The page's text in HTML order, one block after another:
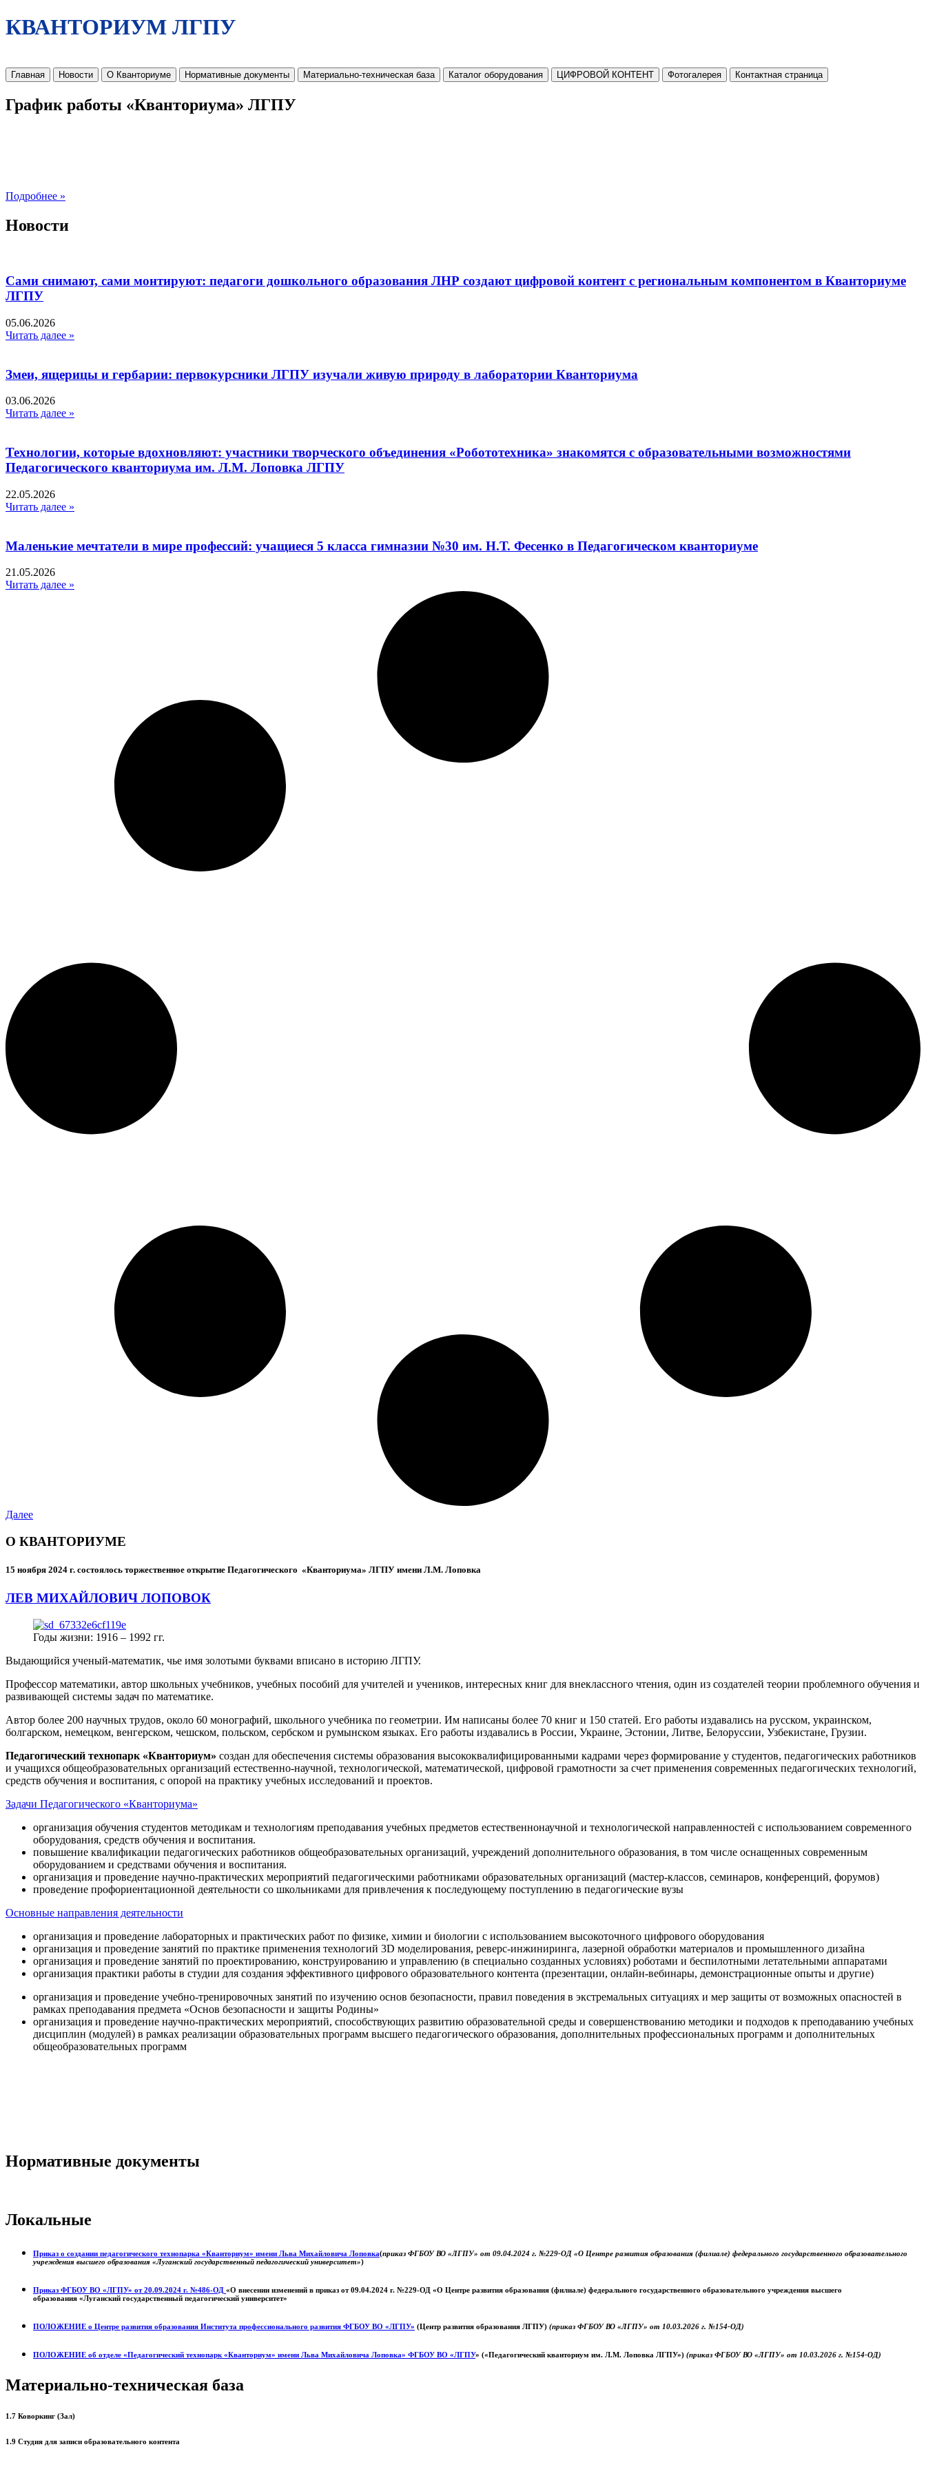
КВАНТОРИУМ ЛГПУ
Главная Новости О Кванториуме Нормативные документы Материально-техническая база Каталог оборудования ЦИФРОВОЙ КОНТЕНТ Фотогалерея Контактная страница
График работы «Кванториума» ЛГПУ
Подробнее »
Новости
Сами снимают, сами монтируют: педагоги дошкольного образования ЛНР создают цифровой контент с региональным компонентом в Кванториуме
ЛГПУ​
05.06.2026
Читать далее »
Змеи, ящерицы и гербарии: первокурсники ЛГПУ изучали живую природу в лаборатории Кванториума
03.06.2026
Читать далее »
Технологии, которые вдохновляют: участники творческого объединения «Робототехника» знакомятся с образовательными возможностями
Педагогического кванториума им. Л.М. Лоповка ЛГПУ
22.05.2026
Читать далее »
Маленькие мечтатели в мире профессий: учащиеся 5 класса гимназии №30 им. Н.Т. Фесенко в Педагогическом кванториуме
21.05.2026
Читать далее »
Далее
О КВАНТОРИУМЕ
15 ноября 2024 г. состоялось торжественное открытие Педагогического «Кванториума» ЛГПУ имени Л.М. Лоповка
ЛЕВ МИХАЙЛОВИЧ ЛОПОВОК
Годы жизни: 1916 – 1992 гг.
Выдающийся ученый-математик, чье имя золотыми буквами вписано в историю ЛГПУ.
Профессор математики, автор школьных учебников, учебных пособий для учителей и учеников, интересных книг для внеклассного чтения, один из создателей теории проблемного обучения и
развивающей системы задач по математике.
Автор более 200 научных трудов, около 60 монографий, школьного учебника по геометрии. Им написаны более 70 книг и 150 статей. Его работы издавались на русском, украинском,
болгарском, немецком, венгерском, чешском, польском, сербском и румынском языках. Его работы издавались в России, Украине, Эстонии, Литве, Белоруссии, Узбекистане, Грузии.
Педагогический технопарк «Кванториум» создан для обеспечения системы образования высококвалифицированными кадрами через формирование у студентов, педагогических работников
и учащихся общеобразовательных организаций естественно-научной, технологической, математической, цифровой грамотности за счет применения современных педагогических технологий,
средств обучения и воспитания, с опорой на практику учебных исследований и проектов.
Задачи Педагогического «Кванториума»
организация обучения студентов методикам и технологиям преподавания учебных предметов естественнонаучной и технологической направленностей с использованием современного
оборудования, средств обучения и воспитания.
повышение квалификации педагогических работников общеобразовательных организаций, учреждений дополнительного образования, в том числе оснащенных современным
оборудованием и средствами обучения и воспитания.
организация и проведение научно-практических мероприятий педагогическими работниками образовательных организаций (мастер-классов, семинаров, конференций, форумов)
проведение профориентационной деятельности со школьниками для привлечения к последующему поступлению в педагогические вузы
Основные направления деятельности
организация и проведение лабораторных и практических работ по физике, химии и биологии с использованием высокоточного цифрового оборудования
организация и проведение занятий по практике применения технологий 3D моделирования, реверс-инжиниринга, лазерной обработки материалов и промышленного дизайна
организация и проведение занятий по проектированию, конструированию и управлению (в специально созданных условиях) роботами и беспилотными летательными аппаратами
организация практики работы в студии для создания эффективного цифрового образовательного контента (презентации, онлайн-вебинары, демонстрационные опыты и другие)
организация и проведение учебно-тренировочных занятий по изучению основ безопасности, правил поведения в экстремальных ситуациях и мер защиты от возможных опасностей в
рамках преподавания предмета «Основ безопасности и защиты Родины»
организация и проведение научно-практических мероприятий, способствующих развитию образовательной среды и совершенствованию методики и подходов к преподаванию учебных
дисциплин (модулей) в рамках реализации образовательных программ высшего педагогического образования, дополнительных профессиональных программ и дополнительных
общеобразовательных программ
Нормативные документы
Локальные
Приказ о создании педагогического технопарка «Кванториум» имени Льва Михайловича Лоповка(приказ ФГБОУ ВО «ЛГПУ» от 09.04.2024 г. №229-ОД «О Центре развития образования (филиале) федерального государственного образовательного
учреждения высшего образования «Луганский государственный педагогический университет»)
Приказ ФГБОУ ВО «ЛГПУ» от 20.09.2024 г. №486-ОД «О внесении изменений в приказ от 09.04.2024 г. №229-ОД «О Центре развития образования (филиале) федерального государственного образовательного учреждения высшего
образования «Луганский государственный педагогический университет»
ПОЛОЖЕНИЕ о Центре развития образования Института профессионального развития ФГБОУ ВО «ЛГПУ» (Центр развития образования ЛГПУ) (приказ ФГБОУ ВО «ЛГПУ» от 10.03.2026 г. №154-ОД)
ПОЛОЖЕНИЕ об отделе «Педагогический технопарк «Кванториум» имени Льва Михайловича Лоповка» ФГБОУ ВО «ЛГПУ» («Педагогический кванториум им. Л.М. Лоповка ЛГПУ») (приказ ФГБОУ ВО «ЛГПУ» от 10.03.2026 г. №154-ОД)
Материально-техническая база
1.7 Коворкинг (Зал)
1.9 Студия для записи образовательного контента